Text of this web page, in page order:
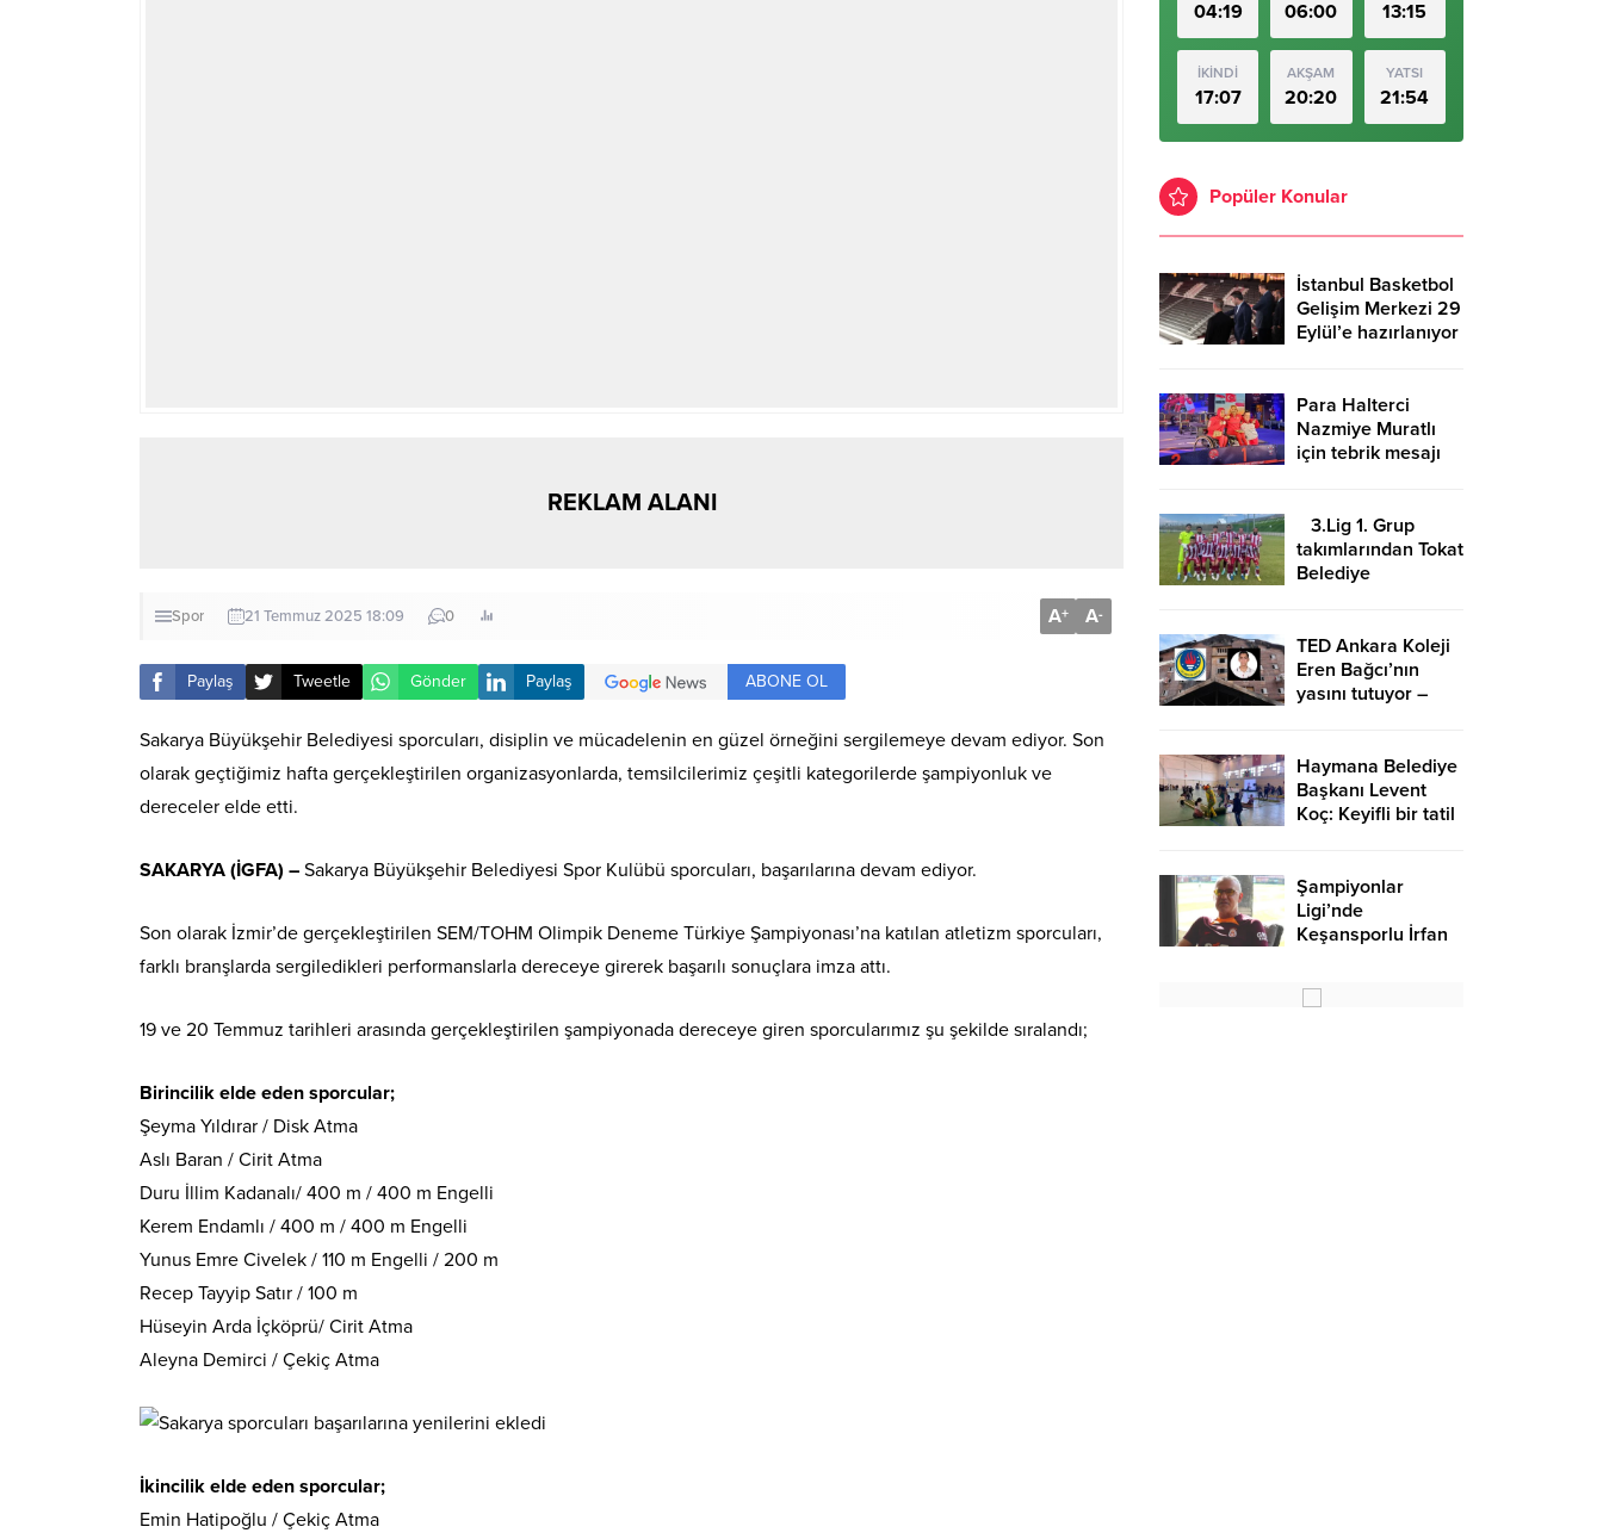
REKLAM ALANI
Spor 21 Temmuz 2025 18:09 0 A+ A-
Paylaş Tweetle Gönder Paylaş ABONE OL
Sakarya Büyükşehir Belediyesi sporcuları, disiplin ve mücadelenin en güzel örneğini sergilemeye devam ediyor. Son
olarak geçtiğimiz hafta gerçekleştirilen organizasyonlarda, temsilcilerimiz çeşitli kategorilerde şampiyonluk ve
dereceler elde etti.
SAKARYA (İGFA) – Sakarya Büyükşehir Belediyesi Spor Kulübü sporcuları, başarılarına devam ediyor.
Son olarak İzmir’de gerçekleştirilen SEM/TOHM Olimpik Deneme Türkiye Şampiyonası’na katılan atletizm sporcuları,
farklı branşlarda sergiledikleri performanslarla dereceye girerek başarılı sonuçlara imza attı.
19 ve 20 Temmuz tarihleri arasında gerçekleştirilen şampiyonada dereceye giren sporcularımız şu şekilde sıralandı;
Birincilik elde eden sporcular;
Şeyma Yıldırar / Disk Atma
Aslı Baran / Cirit Atma
Duru İllim Kadanalı/ 400 m / 400 m Engelli
Kerem Endamlı / 400 m / 400 m Engelli
Yunus Emre Civelek / 110 m Engelli / 200 m
Recep Tayyip Satır / 100 m
Hüseyin Arda İçköprü/ Cirit Atma
Aleyna Demirci / Çekiç Atma
İkincilik elde eden sporcular;
Emin Hatipoğlu / Çekiç Atma
04:19 06:00 13:15
İKİNDİ
17:07
AKŞAM
20:20
YATSI
21:54
Popüler Konular
İstanbul Basketbol
Gelişim Merkezi 29
Eylül’e hazırlanıyor
Para Halterci
Nazmiye Muratlı
için tebrik mesajı
3.Lig 1. Grup
takımlarından Tokat
Belediye
evinde ağırlayacak
TED Ankara Koleji
Eren Bağcı’nın
yasını tutuyor –
Haymana Belediye
Başkanı Levent
Koç: Keyifli bir tatil
Şampiyonlar
Ligi’nde
Keşansporlu İrfan
gururlandırdı